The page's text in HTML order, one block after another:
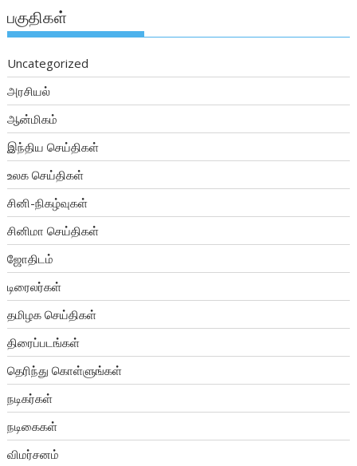
பகுதிகள்
Uncategorized
அரசியல்
ஆன்மிகம்
இந்திய செய்திகள்
உலக செய்திகள்
சினி-நிகழ்வுகள்
சினிமா செய்திகள்
ஜோதிடம்
டிரைலர்கள்
தமிழக செய்திகள்
திரைப்படங்கள்
தெரிந்து கொள்ளுங்கள்
நடிகர்கள்
நடிகைகள்
விமர்சனம்